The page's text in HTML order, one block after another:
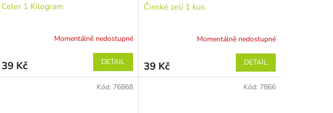
Celer 1 Kilogram
produktu
je
1,0
Momentálně nedostupné
39 Kč DETAIL
Činské zelí 1 kus
Momentálně nedostupné
39 Kč DETAIL
Kód: 76868 Kód: 7866